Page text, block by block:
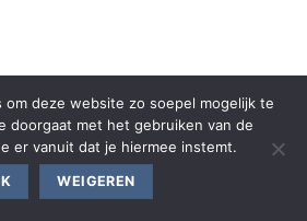
om deze website zo soepel mogelijk te
doorgaat met het gebruiken van de
er vanuit dat je hiermee instemt.
WEIGEREN